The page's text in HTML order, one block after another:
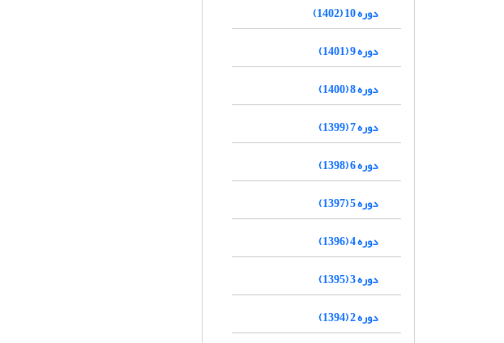
دوره 10 (1402)
دوره 9 (1401)
دوره 8 (1400)
دوره 7 (1399)
دوره 6 (1398)
دوره 5 (1397)
دوره 4 (1396)
دوره 3 (1395)
دوره 2 (1394)